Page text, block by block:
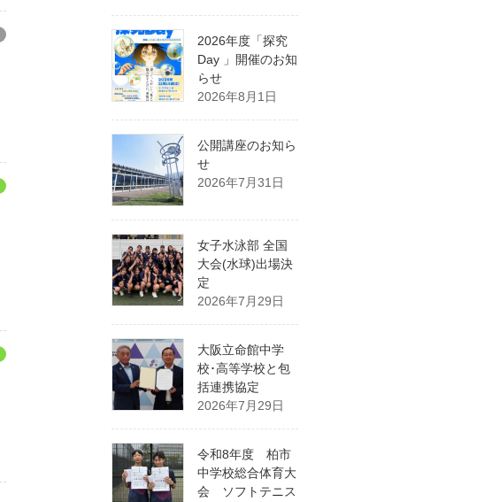
2026年度「探究
Day 」開催のお知
らせ
2026年8月1日
公開講座のお知ら
せ
2026年7月31日
女子水泳部 全国
大会(水球)出場決
定
2026年7月29日
大阪立命館中学
校･高等学校と包
括連携協定
2026年7月29日
令和8年度 柏市
中学校総合体育大
会 ソフトテニス